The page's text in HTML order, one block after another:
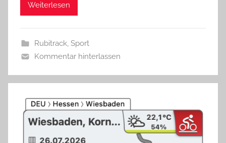
Weiterlesen
Rubitrack, Sport
Kommentar hinterlassen